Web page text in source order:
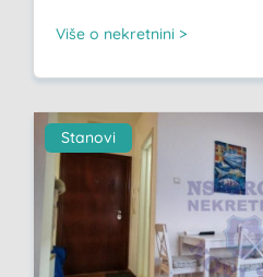
Više o nekretnini >
Stanovi